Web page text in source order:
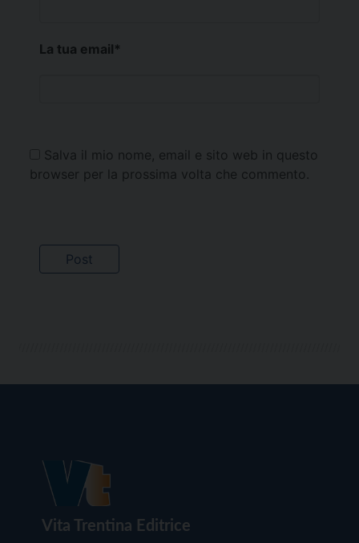
La tua email*
Salva il mio nome, email e sito web in questo
browser per la prossima volta che commento.
Vita Trentina Editrice